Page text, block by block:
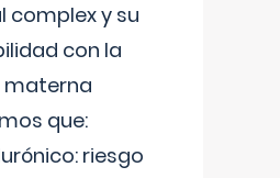
complex y su
con la
que:
riesgo